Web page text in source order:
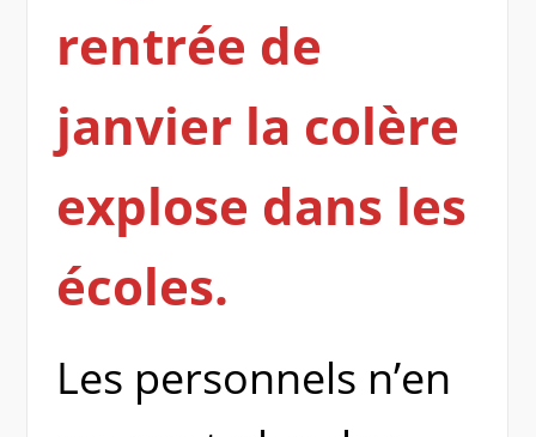
rentrée de
janvier la colère
explose dans les
écoles.
Les personnels n’en